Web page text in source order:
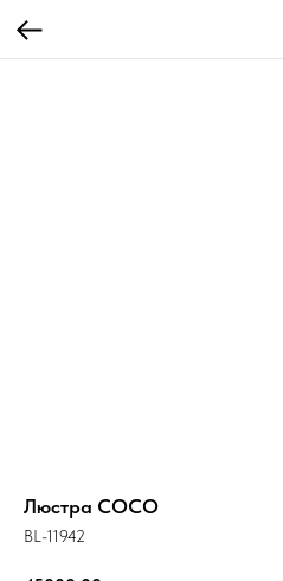
Люстра COCO
BL-11942